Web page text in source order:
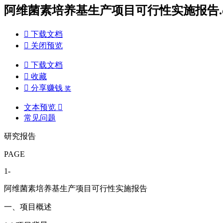
阿维菌素培养基生产项目可行性实施报告
 下载文档
 关闭预览
 下载文档
 收藏
 分享赚钱 奖
文本预览 
常见问题
研究报告
PAGE
1-
阿维菌素培养基生产项目可行性实施报告
一、项目概述